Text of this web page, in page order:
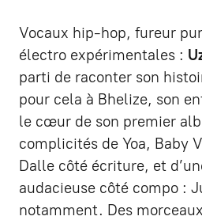
Vocaux hip-hop, fureur
électro expérimentales :
parti de raconter son
pour cela à Bhelize, son
le cœur de son premier
complicités de Yoa, Baby
Dalle côté écriture, et
audacieuse côté compo :
notamment. Des